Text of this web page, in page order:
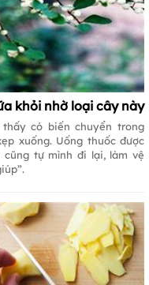
khỏi nhờ loại cây này
có biến chuyển trong
xuống. Uống thuốc được
tự mình đi lại, làm vệ